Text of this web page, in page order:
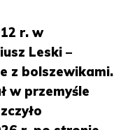
r. w
Leski –
z bolszewikami.
w przemyśle